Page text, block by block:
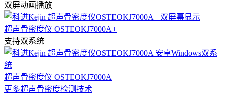
双屏动画播放
超声骨密度仪 OSTEOKJ7000A+
支持双系统
超声骨密度仪 OSTEOKJ7000A
更多超声骨密度检测技术